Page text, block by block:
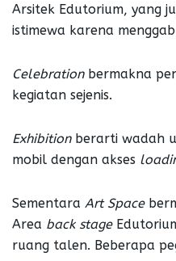
Arsitek Edutorium, yang
istimewa karena
Celebrationbermakna
kegiatan sejenis.
Exhibitionberarti wadah
mobil dengan akses
Sementara Art Space
Area back stage
ruang talen. Beberapa